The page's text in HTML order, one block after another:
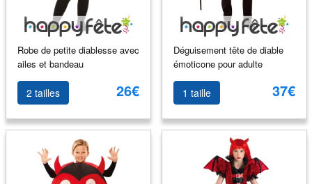
Robe de petite diablesse avec
ailes et bandeau
2 tailles 26€
Déguisement tête de diable
émoticone pour adulte
1 taille 37€